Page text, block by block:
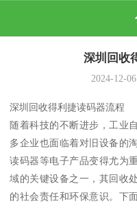
深圳回收
2024-12-06
深圳回收得利捷读码器流程
随着科技的不断进步，工业
多企业也面临着对旧设备的
读码器等电子产品变得尤为
域的关键设备之一，其回收
的社会责任和环保意识。下